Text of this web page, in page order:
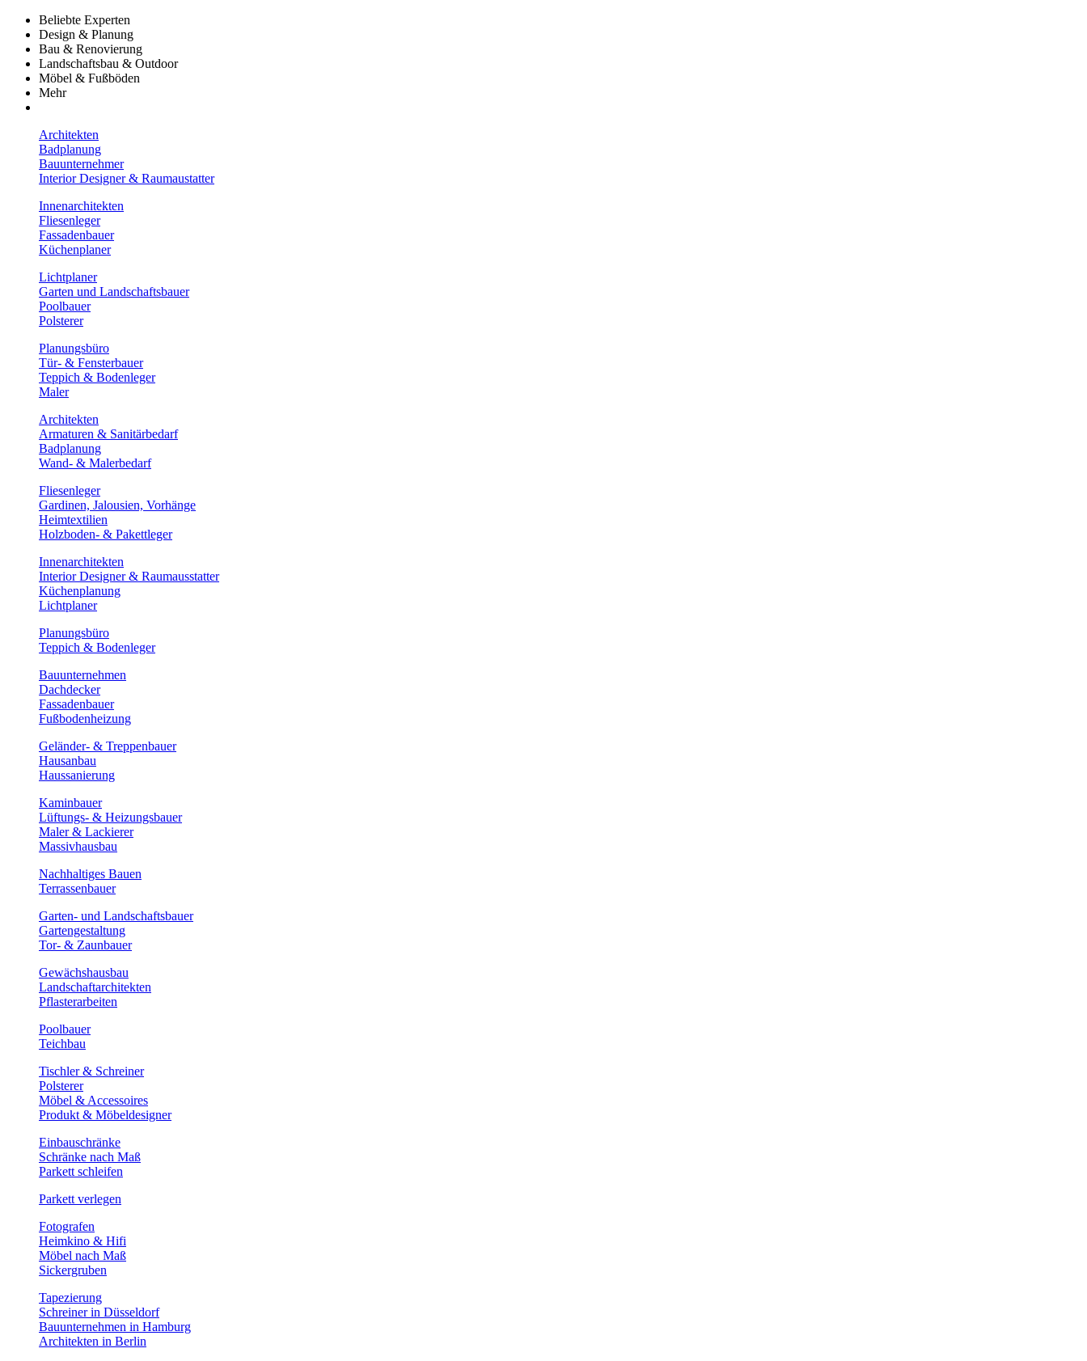
Beliebte Experten
Design & Planung
Bau & Renovierung
Landschaftsbau & Outdoor
Möbel & Fußböden
Mehr
Architekten
Badplanung
Bauunternehmer
Interior Designer & Raumaustatter
Innenarchitekten
Fliesenleger
Fassadenbauer
Küchenplaner
Lichtplaner
Garten und Landschaftsbauer
Poolbauer
Polsterer
Planungsbüro
Tür- & Fensterbauer
Teppich & Bodenleger
Maler
Architekten
Armaturen & Sanitärbedarf
Badplanung
Wand- & Malerbedarf
Fliesenleger
Gardinen, Jalousien, Vorhänge
Heimtextilien
Holzboden- & Pakettleger
Innenarchitekten
Interior Designer & Raumausstatter
Küchenplanung
Lichtplaner
Planungsbüro
Teppich & Bodenleger
Bauunternehmen
Dachdecker
Fassadenbauer
Fußbodenheizung
Geländer- & Treppenbauer
Hausanbau
Haussanierung
Kaminbauer
Lüftungs- & Heizungsbauer
Maler & Lackierer
Massivhausbau
Nachhaltiges Bauen
Terrassenbauer
Garten- und Landschaftsbauer
Gartengestaltung
Tor- & Zaunbauer
Gewächshausbau
Landschaftarchitekten
Pflasterarbeiten
Poolbauer
Teichbau
Tischler & Schreiner
Polsterer
Möbel & Accessoires
Produkt & Möbeldesigner
Einbauschränke
Schränke nach Maß
Parkett schleifen
Parkett verlegen
Fotografen
Heimkino & Hifi
Möbel nach Maß
Sickergruben
Tapezierung
Schreiner in Düsseldorf
Bauunternehmen in Hamburg
Architekten in Berlin